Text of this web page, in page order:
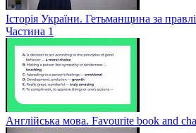
Історія України. Гетьманщина за
Частина 1
Англійська мова. Favourite book and